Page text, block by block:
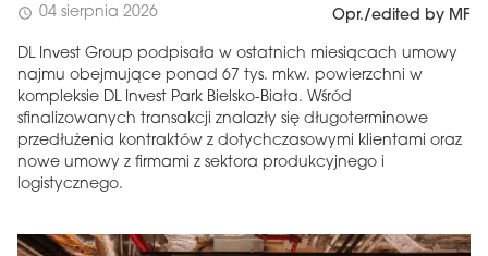
schedule 04 sierpnia 2026 Opr./edited by MF
DL Invest Group podpisała w ostatnich miesiącach umowy
najmu obejmujące ponad 67 tys. mkw. powierzchni w
kompleksie DL Invest Park Bielsko-Biała. Wśród
sfinalizowanych transakcji znalazły się długoterminowe
przedłużenia kontraktów z dotychczasowymi klientami oraz
nowe umowy z firmami z sektora produkcyjnego i
logistycznego.